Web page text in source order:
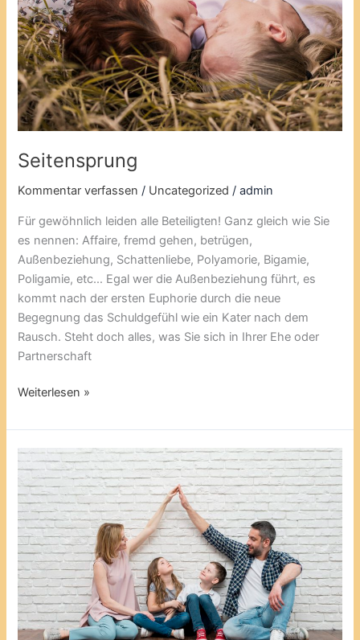
Seitensprung
Kommentar verfassen / Uncategorized /admin
Für gewöhnlich leiden alle Beteiligten! Ganz gleich wie Sie
es nennen: Affaire, fremd gehen, betrügen,
Außenbeziehung, Schattenliebe, Polyamorie, Bigamie,
Poligamie, etc… Egal wer die Außenbeziehung führt, es
kommt nach der ersten Euphorie durch die neue
Begegnung das Schuldgefühl wie ein Kater nach dem
Rausch. Steht doch alles, was Sie sich in Ihrer Ehe oder
Partnerschaft
Weiterlesen »
Patchworkfamilie